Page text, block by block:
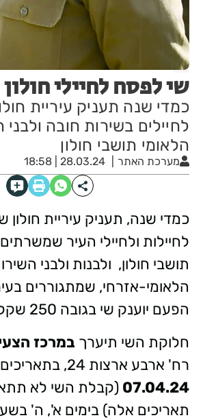
שי לפסח לחיילי חולון
כמדי שנה תעניק עיריית
לחיילים בשירות חובה ולבני
הלאומי תושבי חולון
מערכת האתר 28.03.24 | 18:58
כמדי שנה, תעניק עיריית חולון
לחיילות ולחיילי העיר
תושבי חולון, ולבנות ולבני
הלאומי-אזרחי, שמתגוררים
הפעם יוענק שי בגובה 250 שקלים.
חלוקת השי תיערך במרכז
רח' ארבע ארצות 24, בתאריכים
07.04.24 (קבלת השי לא
תאריכים אלה)